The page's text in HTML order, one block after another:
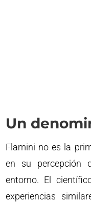
Un
Flamini no es la
en su percepción
entorno. El
experiencias